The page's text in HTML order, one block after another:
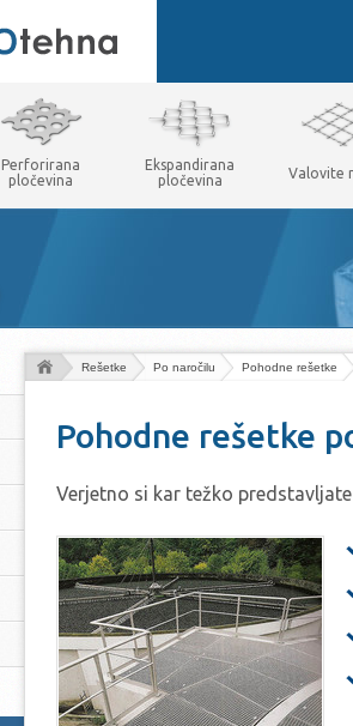
Perforirana
pločevina
Ekspandirana
pločevina
Valovite
Rešetke Po naročilu Pohodne rešetke
Pohodne rešetke
Verjetno si kar težko